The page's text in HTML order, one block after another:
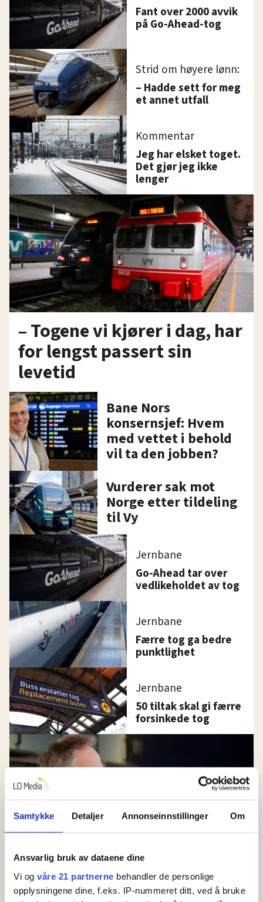
Samtykke Detaljer Annonseinnstillinger Om
Ansvarlig bruk av dataene dine
Vi og våre 21 partnerne behandler de personlige
opplysningene dine, f.eks. IP-nummeret ditt, ved å bruke
Fant over 2000 avvik
på Go-Ahead-tog
Strid om høyere lønn:
– Hadde sett for meg
et annet utfall
Kommentar
Jeg har elsket toget.
Det gjør jeg ikke
lenger
– Togene vi kjører i dag, har
for lengst passert sin
levetid
Bane Nors
konsernsjef: Hvem
med vettet i behold
vil ta den jobben?
Vurderer sak mot
Norge etter tildeling
til Vy
Jernbane
Go-Ahead tar over
vedlikeholdet av tog
Jernbane
Færre tog ga bedre
punktlighet
Jernbane
50 tiltak skal gi færre
forsinkede tog
Jernbane
Signalfeil og togkaos får